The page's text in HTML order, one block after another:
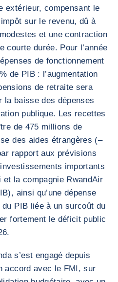
extérieur, compensant le
sur le revenu, dû à
et une contraction
courte durée. Pour l’année
de fonctionnement
de PIB : l’augmentation
de retraite sera
la baisse des dépenses
publique. Les recettes
de 475 millions de
des aides étrangères (–
rapport aux prévisions
importants
et la compagnie RwandAir
ainsi qu’une dépense
PIB liée à un surcoût du
fortement le déficit public
s’est engagé depuis
accord avec le FMI, sur